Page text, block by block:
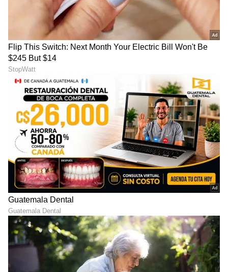
ಕನ್ನಡ ಸಿನಿಮಾ ( Kannada Cinema News), ಟಿವಿ
ಕಾರ್ಯಕ್ರಮಗಳು (Kannada TV Shows), ಸೆಲೆಬ್ರಿಟಿ
ಸುದ್ದಿಗಳು ಮತ್ತು ಇತ್ತೀಚಿನ ಸುದ್ದಿಗಳಿಗಾಗಿ ಏಷ್ಯಾನೆಟ್
ಸುವರ್ಣ ನ್ಯೂಸ್‌ನಲ್ಲಿ ಮನರಂಜನಾ ವಿಭಾಗ ನೋಡಿ.
ಸಿನಿಮಾ ವಿಮರ್ಶೆಗಳು (
Kannada Movies Review ),
ತಾರೆಯರ ಸಂದರ್ಶನಗಳು, ಧಾರಾವಾಹಿ ಅಪ್‌ಡೇಟ್ಸ್‌,
ತೆರೆಮರೆಯ ಕಥೆಗಳು,OTT ರಿಲೀಸ್‌
ಗಳ ಬಗ್ಗೆ
ಮಾಹಿತಿಯೂ ಇಲ್ಲಿದೆ.